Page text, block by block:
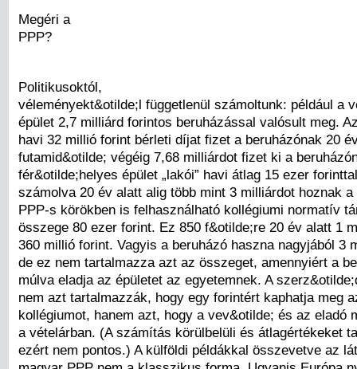
Megéri a
PPP?
Politikusoktól,
véleményekt&otilde;l függetlenül számoltunk: például a
épület 2,7 milliárd forintos beruházással valósult meg.
havi 32 millió forint bérleti díjat fizet a beruházónak 20
futamid&otilde; végéig 7,68 milliárdot fizet ki a
fér&otilde;helyes épület „lakói” havi átlag 15 ezer forinttal
számolva 20 év alatt alig több mint 3 milliárdot hoznak
PPP-s körökben is felhasználható kollégiumi normatív
összege 80 ezer forint. Ez 850 f&otilde;re 20 év alatt 1
360 millió forint. Vagyis a beruházó haszna nagyjából 3
de ez nem tartalmazza azt az összeget, amennyiért a
múlva eladja az épületet az egyetemnek. A
nem azt tartalmazzák, hogy egy forintért kaphatja meg
kollégiumot, hanem azt, hogy a vev&otilde; és az eladó
a vételárban. (A számítás körülbelüli és átlagértékeket
ezért nem pontos.) A külföldi példákkal összevetve az